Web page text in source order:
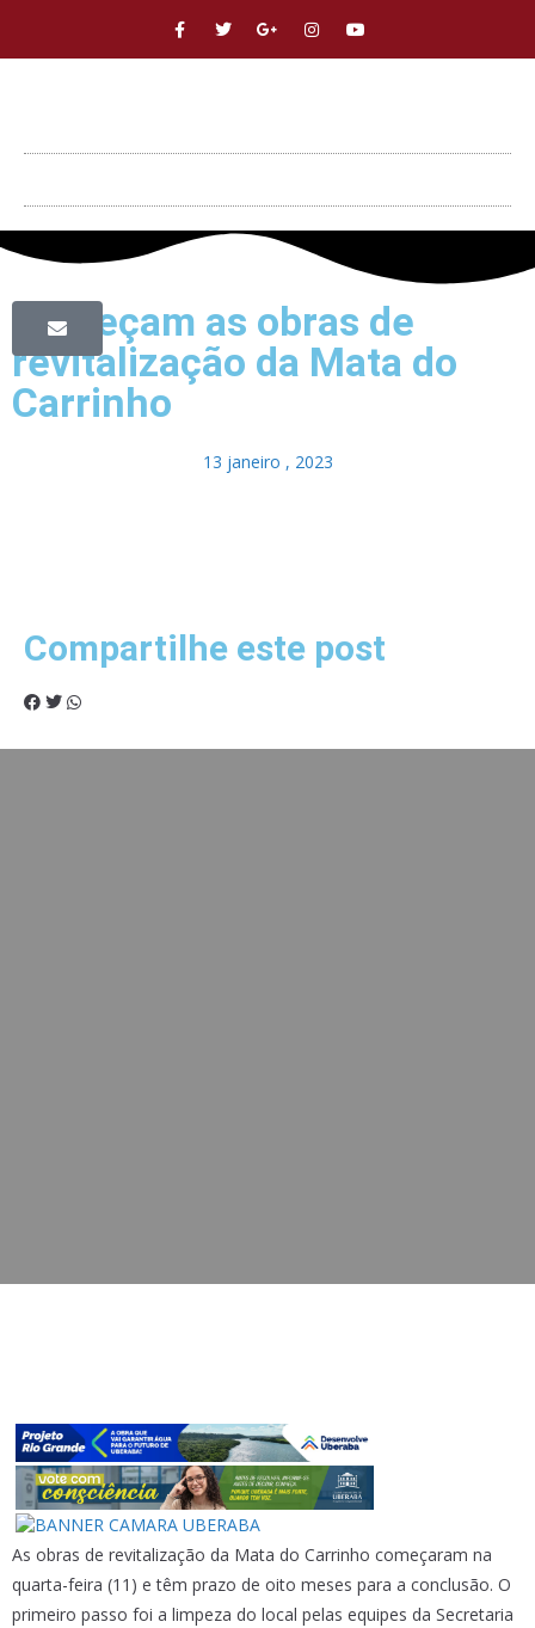
Começam as obras de
revitalização da Mata do
Carrinho
13 janeiro , 2023
Compartilhe este post
As obras de revitalização da Mata do Carrinho começaram na
quarta-feira (11) e têm prazo de oito meses para a conclusão. O
primeiro passo foi a limpeza do local pelas equipes da Secretaria